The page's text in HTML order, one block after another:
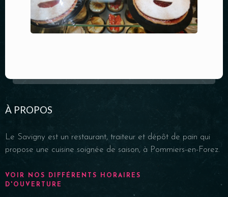
À PROPOS
Le Savigny est un restaurant, traiteur et dépôt de pain qui
propose une cuisine soignée de saison, à Pommiers-en-Forez.
VOIR NOS DIFFÉRENTS HORAIRES
D'OUVERTURE